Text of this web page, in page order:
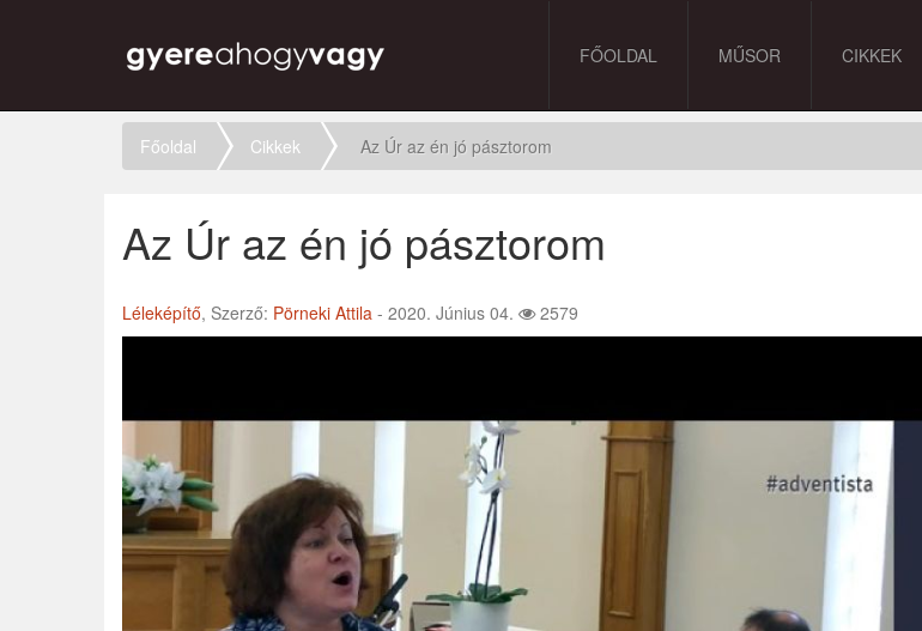
FŐOLDAL MŰSOR CIKKEK
Főoldal Cikkek Az Úr az én jó pásztorom
Az Úr az én jó pásztorom
Léleképítő, Szerző: Pörneki Attila - 2020. Június 04. 2579